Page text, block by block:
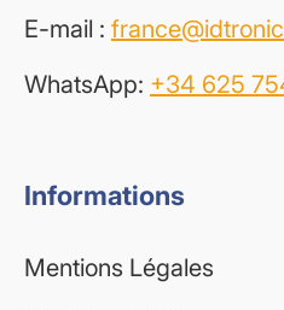
E-mail :
WhatsApp: +34 625
Informations
Mentions Légales